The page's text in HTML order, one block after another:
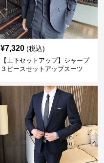
¥7,320 (税込)
【上下セットアップ】シャープ
３ピースセットアップスーツ